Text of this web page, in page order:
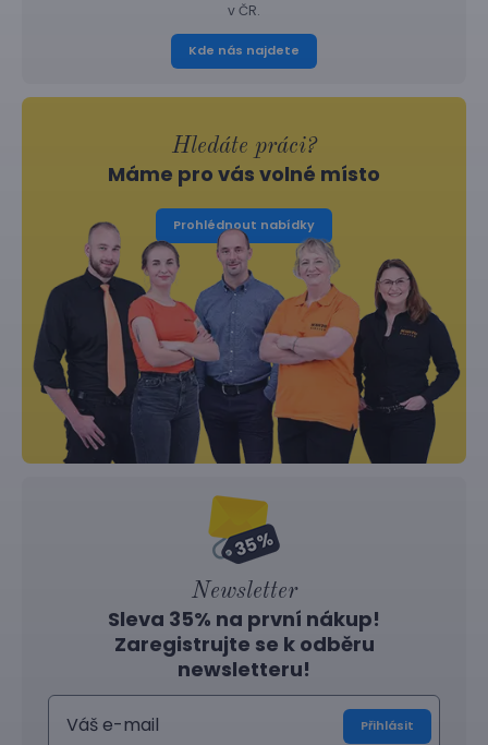
v ČR.
Kde nás najdete
Hledáte práci?
Máme pro vás volné místo
Prohlédnout nabídky
Newsletter
Sleva 35% na první nákup!
Zaregistrujte se k odběru
newsletteru!
Přihlásit